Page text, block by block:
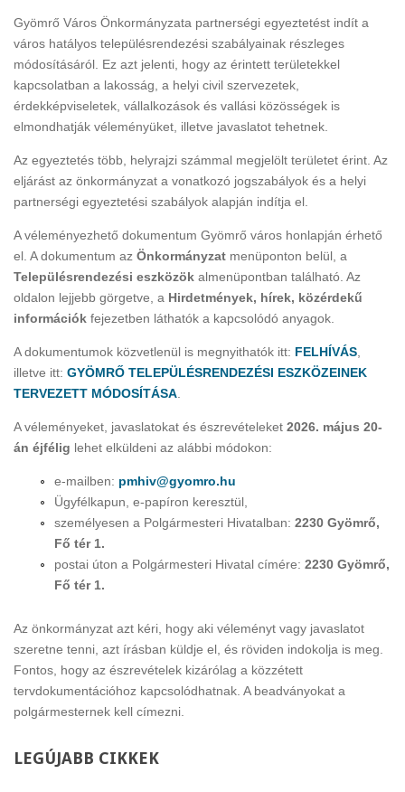
Gyömrő Város Önkormányzata partnerségi egyeztetést indít a
város hatályos településrendezési szabályainak részleges
módosításáról. Ez azt jelenti, hogy az érintett területekkel
kapcsolatban a lakosság, a helyi civil szervezetek,
érdekképviseletek, vállalkozások és vallási közösségek is
elmondhatják véleményüket, illetve javaslatot tehetnek.
Az egyeztetés több, helyrajzi számmal megjelölt területet érint. Az
eljárást az önkormányzat a vonatkozó jogszabályok és a helyi
partnerségi egyeztetési szabályok alapján indítja el.
A véleményezhető dokumentum Gyömrő város honlapján érhető
el. A dokumentum az Önkormányzat menüponton belül, a
Településrendezési eszközök almenüpontban található. Az
oldalon lejjebb görgetve, a Hirdetmények, hírek, közérdekű
információk fejezetben láthatók a kapcsolódó anyagok.
A dokumentumok közvetlenül is megnyithatók itt: FELHÍVÁS
illetve itt: GYÖMRŐ TELEPÜLÉSRENDEZÉSI ESZKÖZEINEK
TERVEZETT MÓDOSÍTÁSA
A véleményeket, javaslatokat és észrevételeket 2026. május 20-
án éjfélig lehet elküldeni az alábbi módokon:
e-mailben: pmhiv@gyomro.hu
Ügyfélkapun, e-papíron keresztül,
személyesen a Polgármesteri Hivatalban: 2230 Gyömrő,
Fő tér 1.
postai úton a Polgármesteri Hivatal címére: 2230 Gyömrő,
Fő tér 1.
Az önkormányzat azt kéri, hogy aki véleményt vagy javaslatot
szeretne tenni, azt írásban küldje el, és röviden indokolja is meg.
Fontos, hogy az észrevételek kizárólag a közzétett
tervdokumentációhoz kapcsolódhatnak. A beadványokat a
polgármesternek kell címezni.
LEGÚJABB CIKKEK